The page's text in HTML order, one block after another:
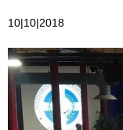
10|10|2018